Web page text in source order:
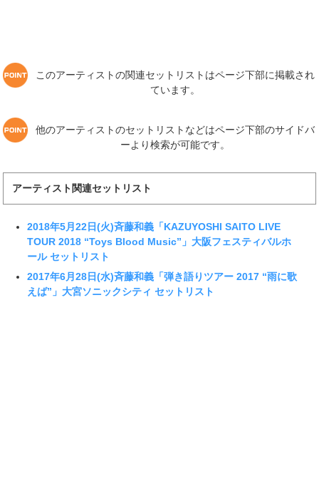
このアーティストの関連セットリストはページ下部に掲載され
ています。
他のアーティストのセットリストなどはページ下部のサイドバ
ーより検索が可能です。
アーティスト関連セットリスト
2018年5月22日(火)斉藤和義「KAZUYOSHI SAITO LIVE
TOUR 2018 “Toys Blood Music”」大阪フェスティバルホ
ール セットリスト
2017年6月28日(水)斉藤和義「弾き語りツアー 2017 “雨に歌
えば”」大宮ソニックシティ セットリスト